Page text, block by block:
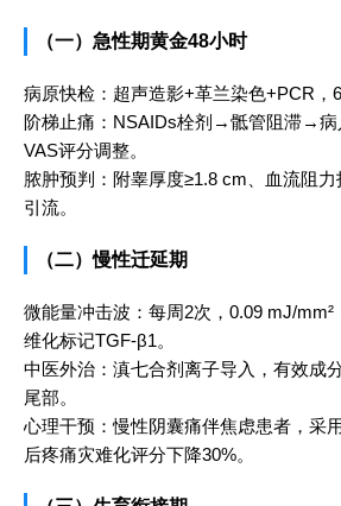
（一）急性期黄金48小时
病原快检：超声造影+革兰染色+PCR，
阶梯止痛：NSAIDs栓剂→骶管阻滞→病
VAS评分调整。
脓肿预判：附睾厚度≥1.8 cm、血流阻力
引流。
（二）慢性迁延期
微能量冲击波：每周2次，0.09 mJ/
维化标记TGF-β1。
中医外治：滇七合剂离子导入，有效成
尾部。
心理干预：慢性阴囊痛伴焦虑患者，采
后疼痛灾难化评分下降30%。